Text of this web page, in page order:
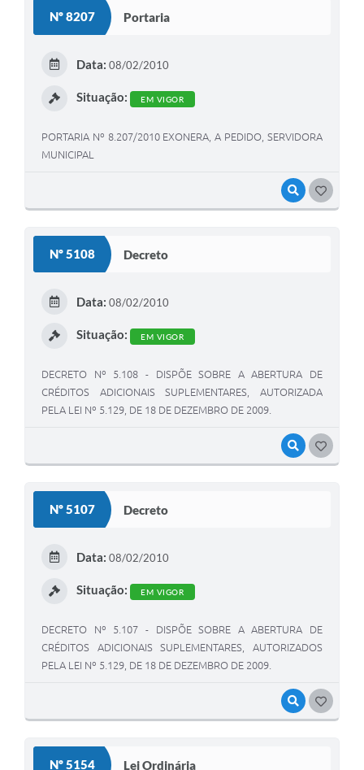
Nº 8207 Portaria
VISUALIZAR
Data: 08/02/2010
Situação: EM VIGOR
PORTARIA Nº 8.207/2010 EXONERA, A PEDIDO, SERVIDORA
MUNICIPAL
Nº 5108 Decreto
VISUALIZAR
Data: 08/02/2010
Situação: EM VIGOR
DECRETO Nº 5.108 - DISPÕE SOBRE A ABERTURA DE
CRÉDITOS ADICIONAIS SUPLEMENTARES, AUTORIZADA
PELA LEI Nº 5.129, DE 18 DE DEZEMBRO DE 2009.
Nº 5107 Decreto
VISUALIZAR
Data: 08/02/2010
Situação: EM VIGOR
DECRETO Nº 5.107 - DISPÕE SOBRE A ABERTURA DE
CRÉDITOS ADICIONAIS SUPLEMENTARES, AUTORIZADOS
PELA LEI Nº 5.129, DE 18 DE DEZEMBRO DE 2009.
Nº 5154 Lei Ordinária